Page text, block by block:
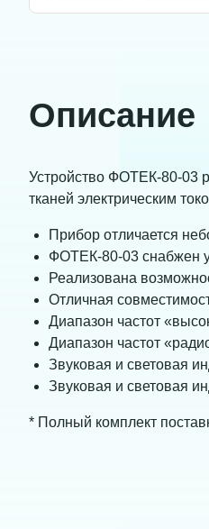
Описание
Устройство ФОТЕК-80-03
тканей электрическим
Прибор отличается
ФОТЕК-80-03 снабжен
Реализована
Отличная
Диапазон частот
Диапазон частот
Звуковая и световая
Звуковая и световая
* Полный комплект